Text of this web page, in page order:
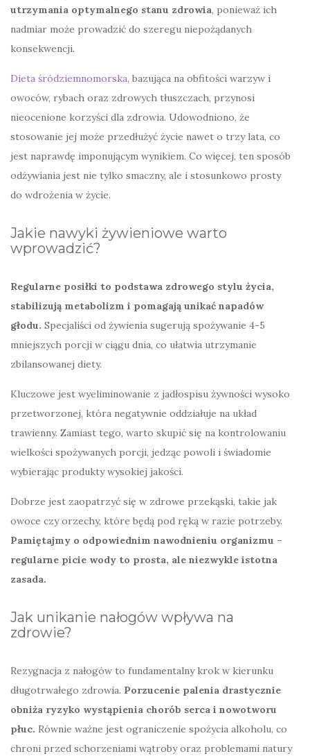
utrzymania optymalnego stanu zdrowia, ponieważ ich
nadmiar może prowadzić do szeregu niepożądanych
konsekwencji.
Dieta śródziemnomorska, bazująca na obfitości warzyw i
owoców, rybach oraz zdrowych tłuszczach, przynosi
nieocenione korzyści dla zdrowia. Udowodniono, że
stosowanie jej może przedłużyć życie nawet o trzy lata, co
jest naprawdę imponującym wynikiem. Co więcej, ten sposób
odżywiania jest nie tylko smaczny, ale i stosunkowo prosty
do wdrożenia w życie.
Jakie nawyki żywieniowe warto
wprowadzić?
Regularne posiłki to podstawa zdrowego stylu życia,
stabilizują metabolizm i pomagają unikać napadów
głodu. Specjaliści od żywienia sugerują spożywanie 4-5
mniejszych porcji w ciągu dnia, co ułatwia utrzymanie
zbilansowanej diety.
Kluczowe jest wyeliminowanie z jadłospisu żywności wysoko
przetworzonej, która negatywnie oddziałuje na układ
trawienny. Zamiast tego, warto skupić się na kontrolowaniu
wielkości spożywanych porcji, jedząc powoli i świadomie
wybierając produkty wysokiej jakości.
Dobrze jest zaopatrzyć się w zdrowe przekąski, takie jak
owoce czy orzechy, które będą pod ręką w razie potrzeby.
Pamiętajmy o odpowiednim nawodnieniu organizmu –
regularne picie wody to prosta, ale niezwykle istotna
zasada.
Jak unikanie nałogów wpływa na
zdrowie?
Rezygnacja z nałogów to fundamentalny krok w kierunku
długotrwałego zdrowia. Porzucenie palenia drastycznie
obniża ryzyko wystąpienia chorób serca i nowotworu
płuc. Równie ważne jest ograniczenie spożycia alkoholu, co
chroni przed schorzeniami wątroby oraz problemami natury